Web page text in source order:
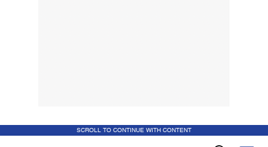
SCROLL TO CONTINUE WITH CONTENT